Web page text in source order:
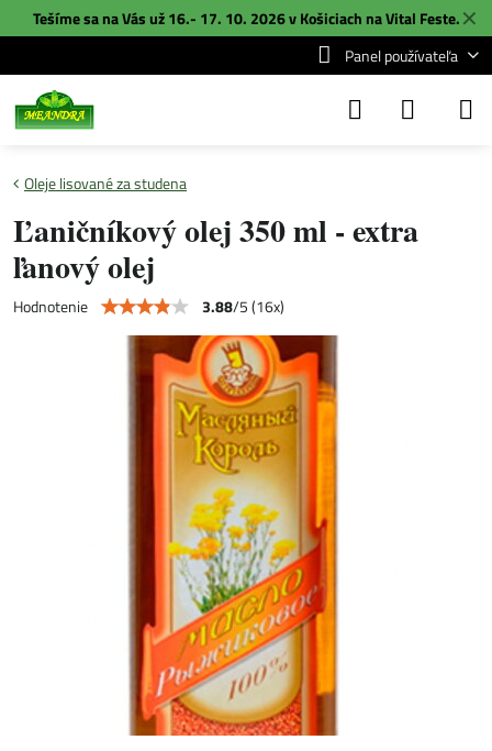
✕
Tešíme sa na Vás už 16.- 17. 10. 2026 v Košiciach naVital Feste.
Panel používateľa
Oleje lisované za studena
Ľaničníkový olej 350 ml - extra
ľanový olej
Hodnotenie 3.88/5(16x)